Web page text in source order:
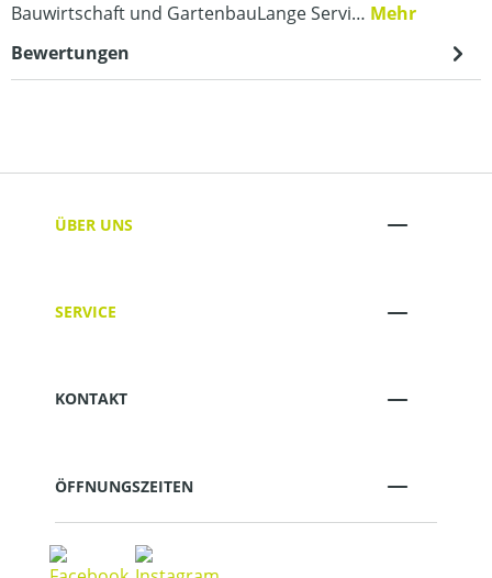
Bauwirtschaft und GartenbauLange Servi… Mehr
Bewertungen
ÜBER UNS
SERVICE
KONTAKT
ÖFFNUNGSZEITEN